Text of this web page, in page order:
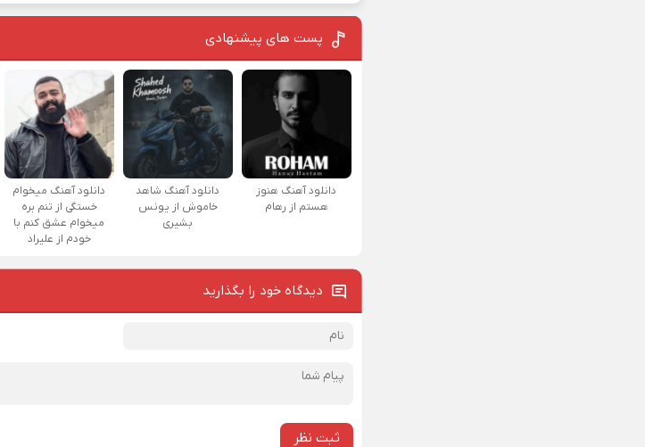
پست های پیشنهادی
دانلود آهنگ هنوز
هستم از رهام
دانلود آهنگ شاهد
خاموش از یونس
بشیری
دانلود آهنگ میخوام
خستگی از تنم بره
میخوام عشق کنم با
خودم از علیراد
دیدگاه خود را بگذارید
ثبت نظر